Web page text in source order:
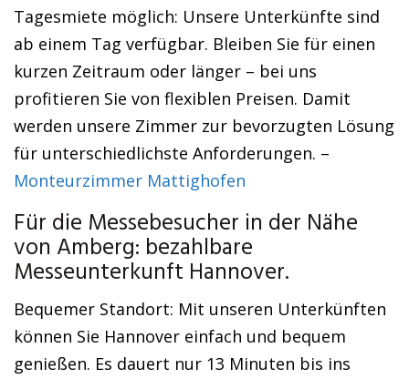
Tagesmiete möglich: Unsere Unterkünfte sind
ab einem Tag verfügbar. Bleiben Sie für einen
kurzen Zeitraum oder länger – bei uns
profitieren Sie von flexiblen Preisen. Damit
werden unsere Zimmer zur bevorzugten Lösung
für unterschiedlichste Anforderungen. –
Monteurzimmer Mattighofen
Für die Messebesucher in der Nähe
von Amberg: bezahlbare
Messeunterkunft Hannover.
Bequemer Standort: Mit unseren Unterkünften
können Sie Hannover einfach und bequem
genießen. Es dauert nur 13 Minuten bis ins